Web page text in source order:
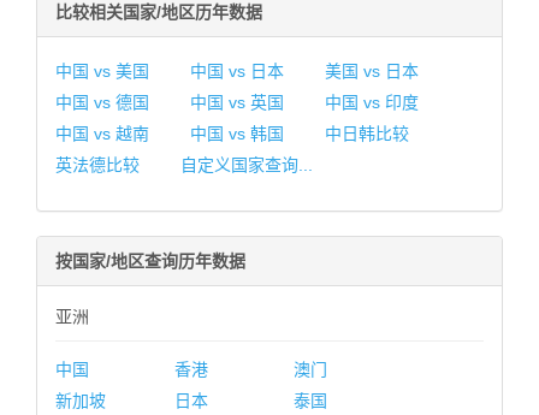
比较相关国家/地区历年数据
中国 vs 美国 中国 vs 日本
美国 vs 日本
中国 vs 德国
中国 vs 英国
中国 vs 印度
中国 vs 越南
中国 vs 韩国
中日韩比较
英法德比较
自定义国家查询...
按国家/地区查询历年数据
亚洲
中国 香港
澳门
新加坡
日本
泰国